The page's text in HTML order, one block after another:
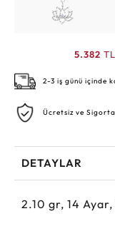
5.382
2-3 iş günü içinde
Ücretsiz ve
DETAYLAR
2.10 gr, 14 Ayar,